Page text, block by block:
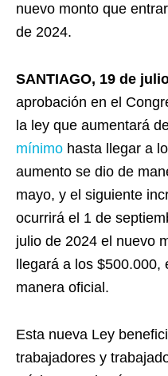
nuevo monto que
de 2024.
SANTIAGO, 19 de
aprobación en el
la ley que aumentará
mínimo hasta llegar a
aumento se dio de
mayo, y el siguiente
ocurrirá el 1 de
julio de 2024 el nuevo
llegará a los
manera oficial.
Esta nueva Ley
trabajadores y